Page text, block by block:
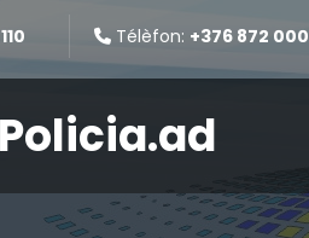
110 Télèfon: +376 872 000
Policia.ad